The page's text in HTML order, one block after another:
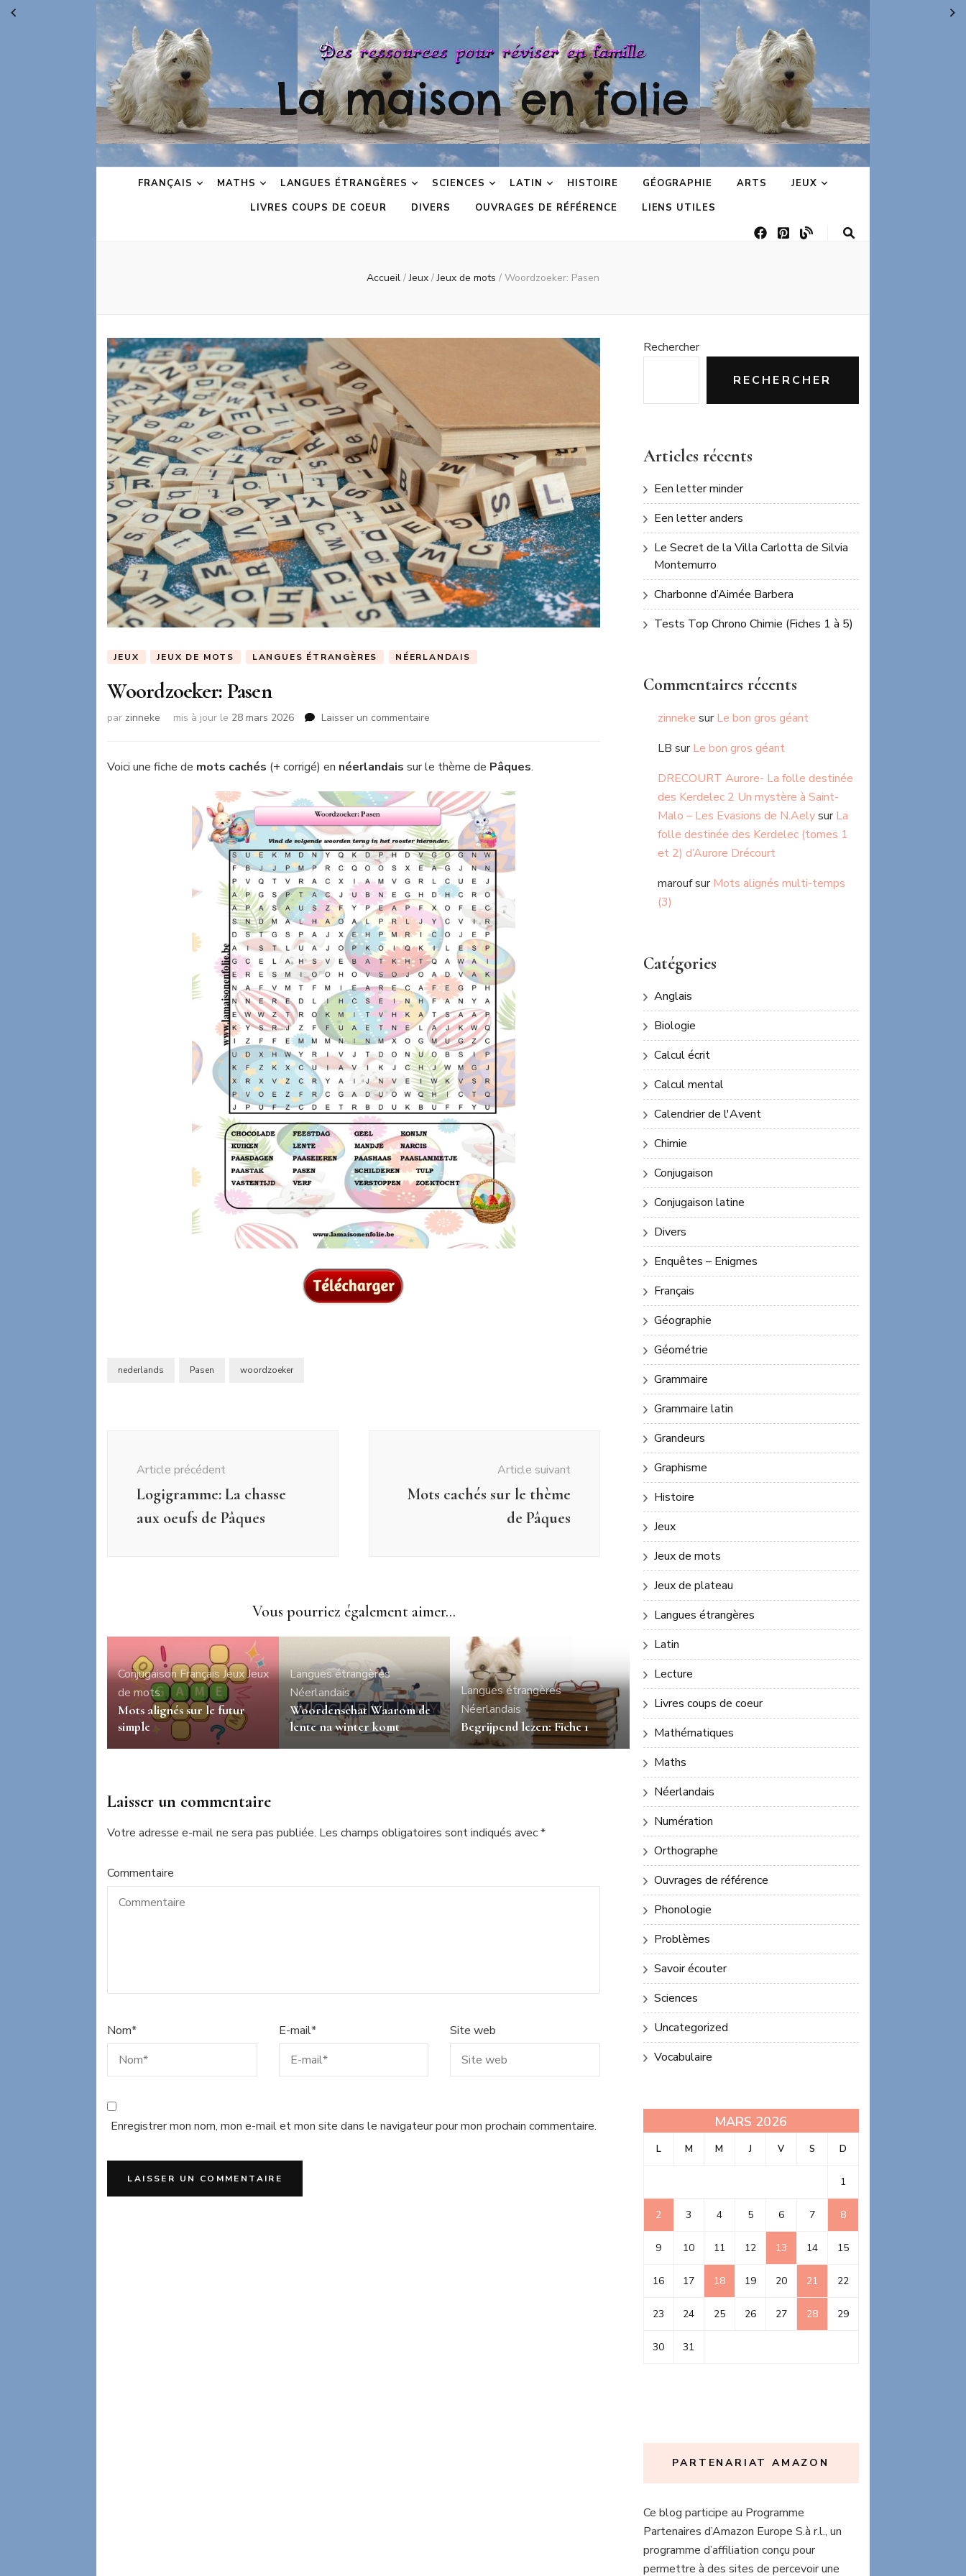
La maison en folie
FRANÇAIS MATHS LANGUES ÉTRANGÈRES SCIENCES LATIN HISTOIRE GÉOGRAPHIE ARTS
JEUX
LIVRES COUPS DE COEUR
DIVERS OUVRAGES DE RÉFÉRENCE LIENS UTILES
Accueil / Jeux / Jeux de mots / Woordzoeker: Pasen
JEUX JEUX DE MOTS LANGUES ÉTRANGÈRES NÉERLANDAIS
Woordzoeker: Pasen
par zinneke mis à jour le 28 mars 2026 Laisser un commentaire
Voici une fiche de mots cachés (+ corrigé) en néerlandais sur le thème de Pâques.
nederlands Pasen woordzoeker
Article précédent
Logigramme: La chasse
aux oeufs de Pâques
Article suivant
Mots cachés sur le thème
de Pâques
Vous pourriez également aimer...
ConjugaisonFrançaisJeuxJeux
de mots
Mots alignés sur le futur
simple
Langues étrangères
Néerlandais
Woordenschat Waarom de
lente na winter komt
Langues étrangères
Néerlandais
Begrijpend lezen: Fiche 1
Laisser un commentaire
Votre adresse e-mail ne sera pas publiée. Les champs obligatoires sont indiqués avec*
Commentaire
Nom* E-mail* Site web
Enregistrer mon nom, mon e-mail et mon site dans le navigateur pour mon prochain commentaire.
Rechercher
RECHERCHER
Articles récents
Een letter minder
Een letter anders
Le Secret de la Villa Carlotta de Silvia
Montemurro
Charbonne d’Aimée Barbera
Tests Top Chrono Chimie (Fiches 1 à 5)
Commentaires récents
zinneke surLe bon gros géant
LB surLe bon gros géant
DRECOURT Aurore- La folle destinée
des Kerdelec 2 Un mystère à Saint-
Malo – Les Evasions de N.AelysurLa
folle destinée des Kerdelec (tomes 1
et 2) d’Aurore Drécourt
maroufsurMots alignés multi-temps
(3)
Catégories
Anglais
Biologie
Calcul écrit
Calcul mental
Calendrier de l'Avent
Chimie
Conjugaison
Conjugaison latine
Divers
Enquêtes – Enigmes
Français
Géographie
Géométrie
Grammaire
Grammaire latin
Grandeurs
Graphisme
Histoire
Jeux
Jeux de mots
Jeux de plateau
Langues étrangères
Latin
Lecture
Livres coups de coeur
Mathématiques
Maths
Néerlandais
Numération
Orthographe
Ouvrages de référence
Phonologie
Problèmes
Savoir écouter
Sciences
Uncategorized
Vocabulaire
MARS 2026
L M M J V S D
1
2 3 4 5 6 7 8
9 10 11 12 13 14 15
16 17 18 19 20 21 22
23 24 25 26 27 28 29
30 31
PARTENARIAT AMAZON
Ce blog participe au Programme
Partenaires d’Amazon Europe S.à r.l., un
programme d’affiliation conçu pour
permettre à des sites de percevoir une